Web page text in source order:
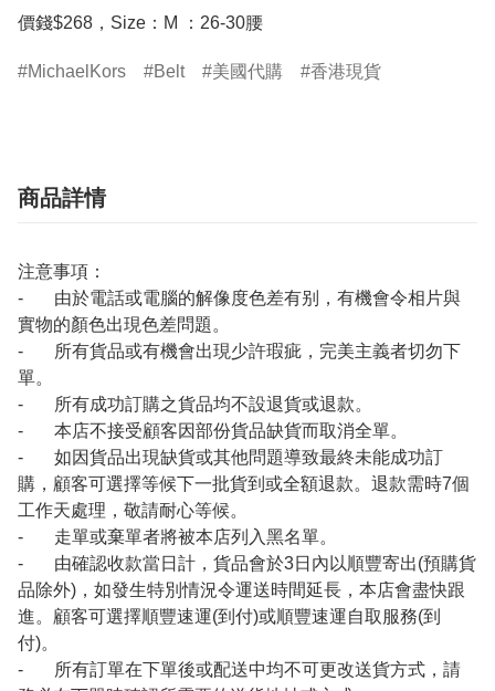
價錢$268，Size：M ：26-30腰
MichaelKors Belt 美國代購 香港現貨
商品詳情
注意事項：
- 由於電話或電腦的解像度色差有别，有機會令相片與
實物的顏色出現色差問題。
- 所有貨品或有機會出現少許瑕疵，完美主義者切勿下
單。
- 所有成功訂購之貨品均不設退貨或退款。
- 本店不接受顧客因部份貨品缺貨而取消全單。
- 如因貨品出現缺貨或其他問題導致最終未能成功訂
購，顧客可選擇等候下一批貨到或全額退款。退款需時7個
工作天處理，敬請耐心等候。
- 走單或棄單者將被本店列入黑名單。
- 由確認收款當日計，貨品會於3日內以順豐寄出(預購貨
品除外)，如發生特別情況令運送時間延長，本店會盡快跟
進。顧客可選擇順豐速運(到付)或順豐速運自取服務(到
付)。
- 所有訂單在下單後或配送中均不可更改送貨方式，請